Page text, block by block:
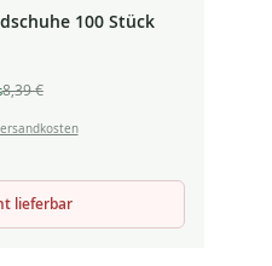
100 Stück
8,39 €
lieferbar